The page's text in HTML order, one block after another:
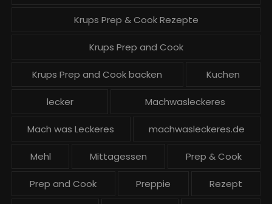
Krups Prep & Cook Rezepte
Krups Prep and Cook
Krups Prep and Cook backen Kuchen
lecker Machwasleckeres
Mach was Leckeres machwasleckeres.de
Mehl Mittagessen Prep & Cook
Prep and Cook Preppie Rezept